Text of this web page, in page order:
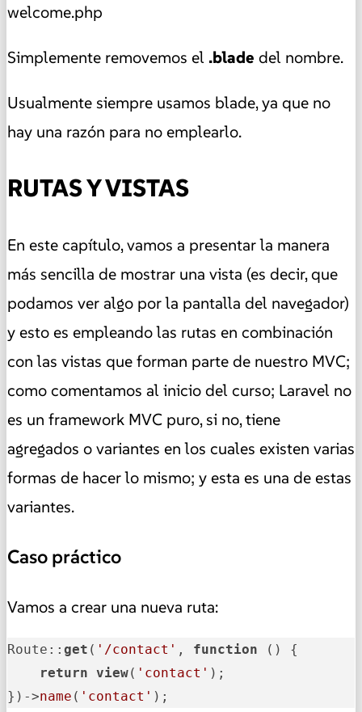
welcome.php
Simplemente removemos el .blade del nombre.
Usualmente siempre usamos blade, ya que no
hay una razón para no emplearlo.
RUTAS Y VISTAS
En este capítulo, vamos a presentar la manera
más sencilla de mostrar una vista (es decir, que
podamos ver algo por la pantalla del navegador)
y esto es empleando las rutas en combinación
con las vistas que forman parte de nuestro MVC;
como comentamos al inicio del curso; Laravel no
es un framework MVC puro, si no, tiene
agregados o variantes en los cuales existen varias
formas de hacer lo mismo; y esta es una de estas
variantes.
Caso práctico
Vamos a crear una nueva ruta:
Route:: get ( '/contact' , function () {
return view( 'contact' );
})->name ( 'contact' );